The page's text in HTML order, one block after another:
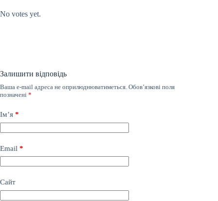
No votes yet.
Залишити відповідь
Ваша e-mail адреса не оприлюднюватиметься. Обов’язкові поля
позначені *
Ім’я *
Email *
Сайт